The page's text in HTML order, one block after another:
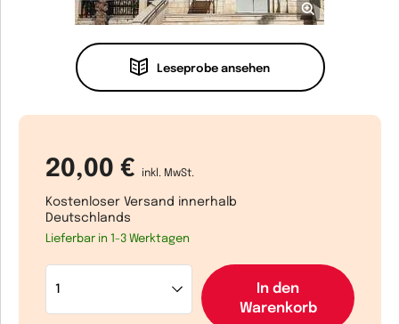
Leseprobe ansehen
20,00 € inkl. MwSt.
Kostenloser Versand innerhalb
Deutschlands
Lieferbar in 1-3 Werktagen
In den
Warenkorb